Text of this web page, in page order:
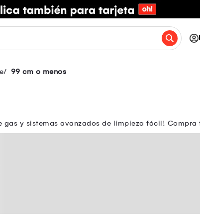
99 cm o menos
y sistemas avanzados de limpieza fácil! Compra